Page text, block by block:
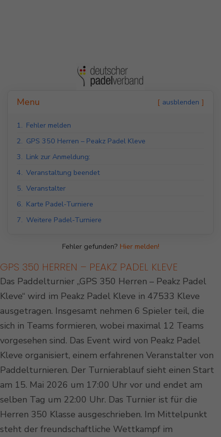
Menu ausblenden
1. Fehler melden
2. GPS 350 Herren – Peakz Padel Kleve
3. Link zur Anmeldung:
4. Veranstaltung beendet
5. Veranstalter
6. Karte Padel-Turniere
7. Weitere Padel-Turniere
Fehler gefunden? Hier melden!
GPS 350 HERREN – PEAKZ PADEL KLEVE
Das Paddelturnier „GPS 350 Herren – Peakz Padel
Kleve“ wird im Peakz Padel Kleve in 47533 Kleve
ausgetragen. Insgesamt nehmen 6 Spieler teil, die
sich in Teams formieren, wobei maximal 12 Teams
vorgesehen sind. Das Event wird von Peakz Padel
Kleve organisiert, einem erfahrenen Veranstalter von
Paddelturnieren. Der Turnierablauf sieht einen Start
am 15. Mai 2026 um 17:00 Uhr vor und endet am
selben Tag um 22:00 Uhr. Das Turnier ist für die
Herren 350 Klasse ausgeschrieben. Im Mittelpunkt
steht der freundschaftliche Wettkampf im